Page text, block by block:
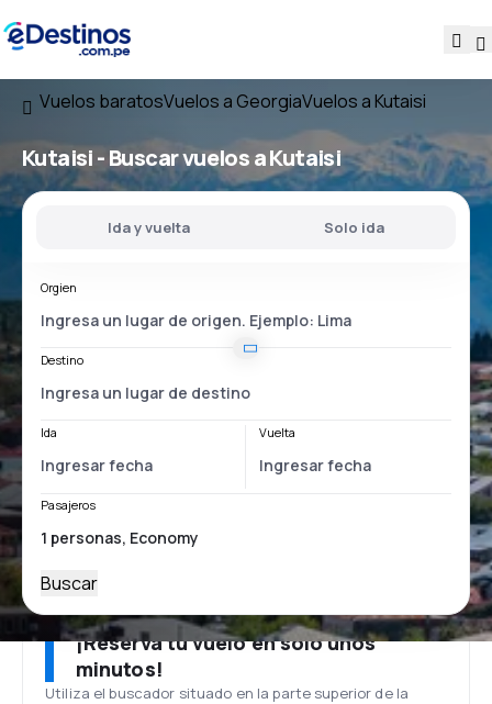
Vuelos baratosVuelos a GeorgiaVuelos a Kutaisi
Kutaisi - Buscar vuelos a Kutaisi
Ida y vuelta Solo ida
Orgien
Destino
Ida Vuelta
Pasajeros
Buscar
¡Reserva tu vuelo en solo unos
minutos!
Utiliza el buscador situado en la parte superior de la